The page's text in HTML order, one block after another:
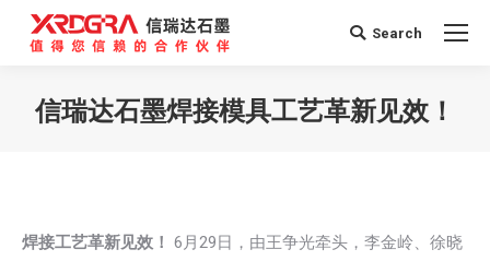
Search:
Search
信瑞达石墨焊接模具工艺革新见效！
焊接工艺革新见效！ 6月29日，由王争光牵头，李金岭、徐晓